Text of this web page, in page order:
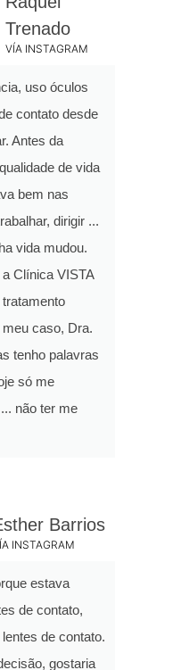
uso óculos
contato desde
Antes da
de vida
bem nas
dirigir ...
vida mudou.
Clínica VISTA
caso, Dra.
tenho palavras
só me
não ter me
Trenado
VÍA INSTAGRAM
estava
de contato,
de contato.
gostaria
Barrios
INSTAGRAM